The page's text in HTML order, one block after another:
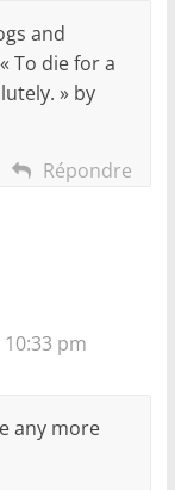
and
To die for a
» by
Répondre
pm
any more